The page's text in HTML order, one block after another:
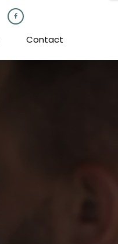
Contact
